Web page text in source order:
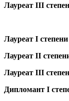
Лауреат III
Лауреат I степени
Лауреат II
Лауреат III
Дипломант I